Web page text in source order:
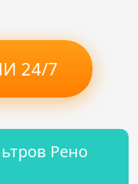
24/7
Рено